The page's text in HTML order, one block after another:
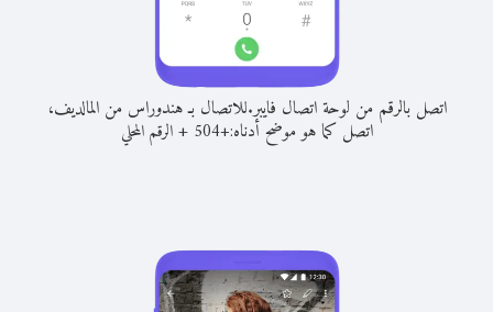
اتصل بالرقم من لوحة اتصال فايبر.للاتصال بـ هندوراس من المالديف،
اتصل كما هو موضح أدناه:+
504
+الرقم المحلي